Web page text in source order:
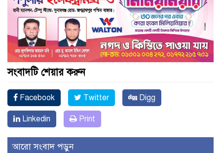
সংবাদটি শেয়ার করুন
Facebook Twitter Digg
Linkedin Print
আরো সংবাদ পড়ুন